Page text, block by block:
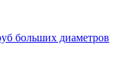
больших диаметров